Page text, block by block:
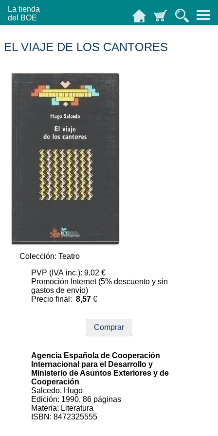
La tienda
del BOE
EL VIAJE DE LOS CANTORES
Colección: Teatro
PVP (IVA inc.): 9,02 €
Promoción Internet (5% descuento y sin
gastos de envío)
Precio final: 8,57 €
Comprar
Agencia Española de Cooperación
Internacional para el Desarrollo y
Ministerio de Asuntos Exteriores y de
Cooperación
Salcedo, Hugo
Edición: 1990, 86 páginas
Materia: Literatura
ISBN: 8472325555